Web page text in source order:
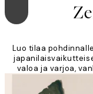
Luo tilaa
valoa ja varjoa,